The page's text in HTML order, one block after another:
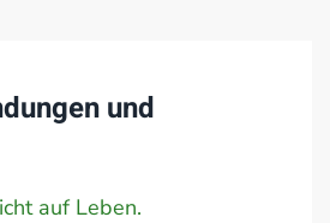
und
auf Leben.